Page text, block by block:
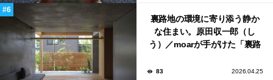
裏路地の環境に寄り添う静か
な住まい。原田収一郎（し
う）／moarが手がけた「裏路
83 2026.04.25